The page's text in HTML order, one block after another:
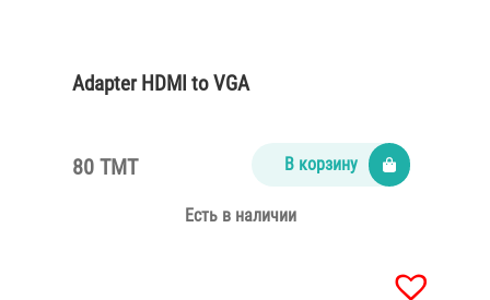
Adapter HDMI to VGA
80 TMT В корзину
Есть в наличии